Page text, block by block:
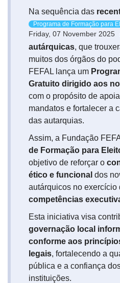
Programa de Formação para
Friday, 07 November 2025
Na sequência das
autárquicas, que
muitos dos órgãos do
FEFAL lança um
Gratuito dirigido aos
com o propósito de
mandatos e fortalecer a
das autarquias.
Assim, a Fundação
de Formação para
objetivo de reforçar o
ético e funcional dos
autárquicos no exercício
competências
Esta iniciativa visa
governação local
conforme aos
legais, fortalecendo a
pública e a confiança
instituições.